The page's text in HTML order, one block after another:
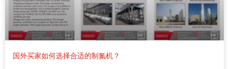
国外买家如何选择合适的制氮机？